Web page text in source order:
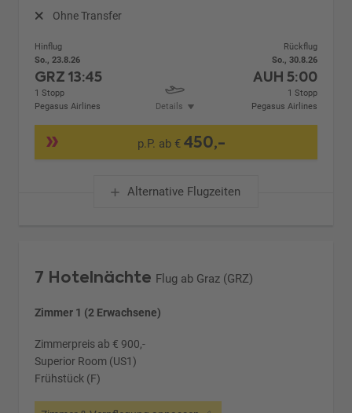
Ohne Transfer
Hinflug
So., 23.8.26
GRZ13:45
1 Stopp
Pegasus Airlines
Details
Rückflug
So., 30.8.26
AUH 5:00
1 Stopp
Pegasus Airlines
p.P. ab €450,-
Alternative Flugzeiten
7 Hotelnächte Flug ab Graz (GRZ)
Zimmer 1 (2 Erwachsene)
Zimmerpreis ab € 900,-
Superior Room (US1)
Frühstück (F)